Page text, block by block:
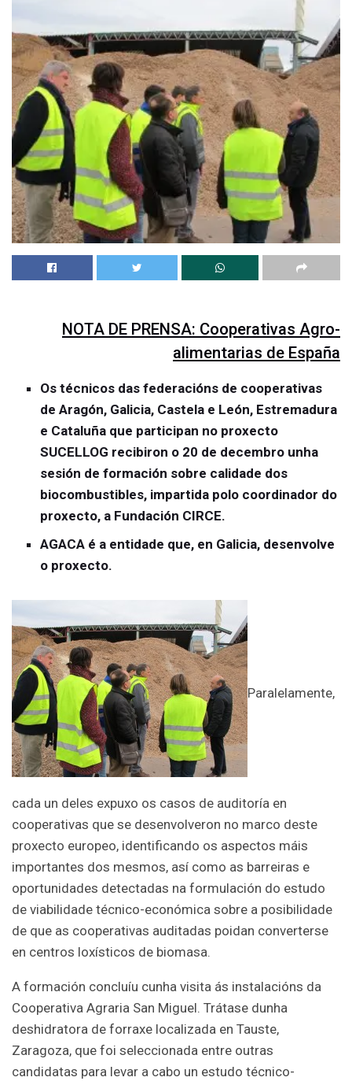
NOTA DE PRENSA: Cooperativas Agro-
alimentarias de España
Os técnicos das federacións de cooperativas
de Aragón, Galicia, Castela e León, Estremadura
e Cataluña que participan no proxecto
SUCELLOG recibiron o 20 de decembro unha
sesión de formación sobre calidade dos
biocombustibles, impartida polo coordinador do
proxecto, a Fundación CIRCE.
AGACA é a entidade que, en Galicia, desenvolve
o proxecto.
Paralelamente,
cada un deles expuxo os casos de auditoría en
cooperativas que se desenvolveron no marco deste
proxecto europeo, identificando os aspectos máis
importantes dos mesmos, así como as barreiras e
oportunidades detectadas na formulación do estudo
de viabilidade técnico-económica sobre a posibilidade
de que as cooperativas auditadas poidan converterse
en centros loxísticos de biomasa.
A formación concluíu cunha visita ás instalacións da
Cooperativa Agraria San Miguel. Trátase dunha
deshidratora de forraxe localizada en Tauste,
Zaragoza, que foi seleccionada entre outras
candidatas para levar a cabo un estudo técnico-